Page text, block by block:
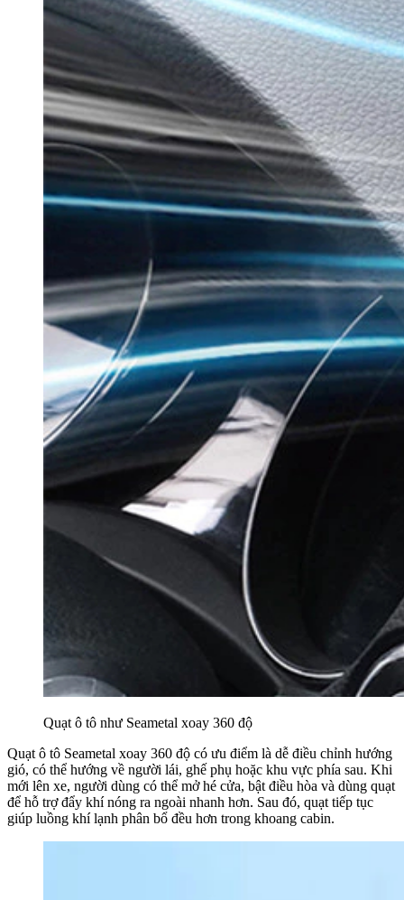
Quạt ô tô như Seametal xoay 360 độ
Quạt ô tô Seametal xoay 360 độ có ưu điểm là dễ điều chỉnh hướng
gió, có thể hướng về người lái, ghế phụ hoặc khu vực phía sau. Khi
mới lên xe, người dùng có thể mở hé cửa, bật điều hòa và dùng quạt
để hỗ trợ đẩy khí nóng ra ngoài nhanh hơn. Sau đó, quạt tiếp tục
giúp luồng khí lạnh phân bổ đều hơn trong khoang cabin.